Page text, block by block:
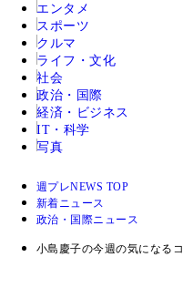
エンタメ
スポーツ
クルマ
ライフ・文化
社会
政治・国際
経済・ビジネス
IT・科学
写真
週プレNEWS TOP
新着ニュース
政治・国際ニュース
小島慶子の今週の気にな